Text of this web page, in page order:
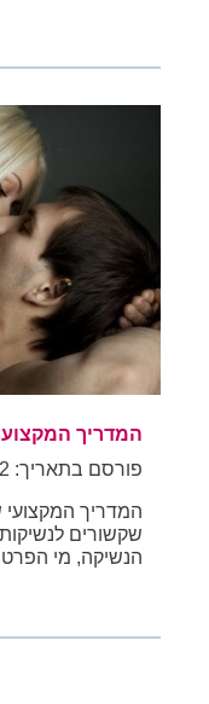
המדריך
פורסם בתאריך: 14/04/2022 09:56:25
המדריך המקצועי
שקשורים
הנשיקה, מי